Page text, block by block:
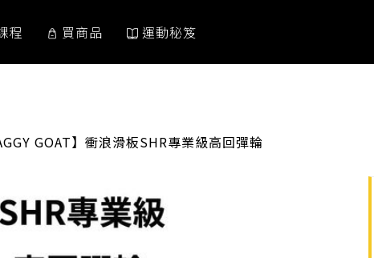
程 買商品 運動秘笈
GOAT】衝浪滑板SHR專業級高回彈輪